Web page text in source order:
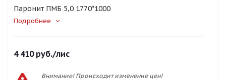
Паронит ПМБ 5,0 1770*1000
Подробнее
4 410руб./лис
Внимание! Происходит изменение цен!